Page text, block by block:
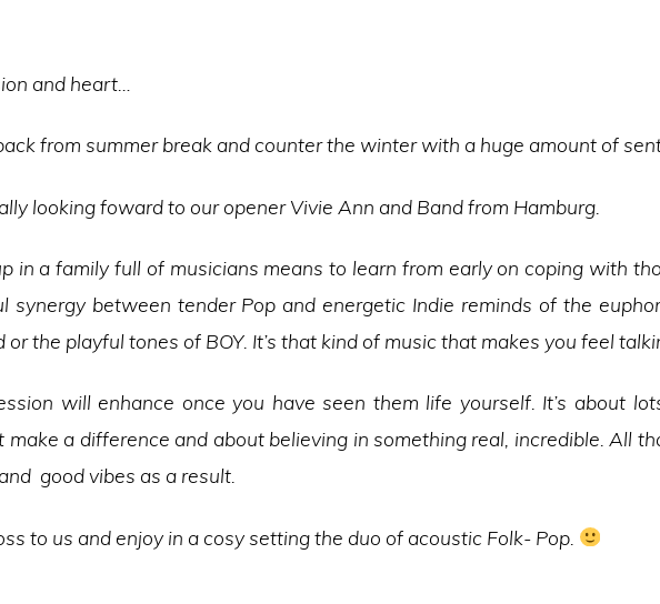
and heart…
from summer break and counter the winter with a huge amount of
looking foward to our opener Vivie Ann and Band from Hamburg.
in a family full of musicians means to learn from early on coping with
synergy between tender Pop and energetic Indie reminds of the
or the playful tones of BOY. It’s that kind of music that makes you feel
will enhance once you have seen them life yourself. It’s about
make a difference and about believing in something real, incredible. All
good vibes as a result.
to us and enjoy in a cosy setting the duo of acoustic Folk- Pop.